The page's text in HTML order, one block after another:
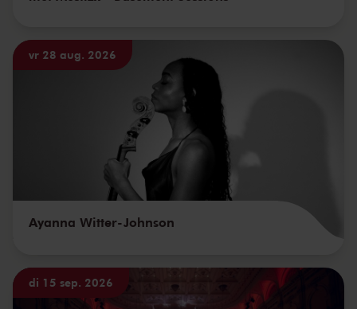
vr 28 aug. 2026
Ayanna Witter-Johnson
di 15 sep. 2026